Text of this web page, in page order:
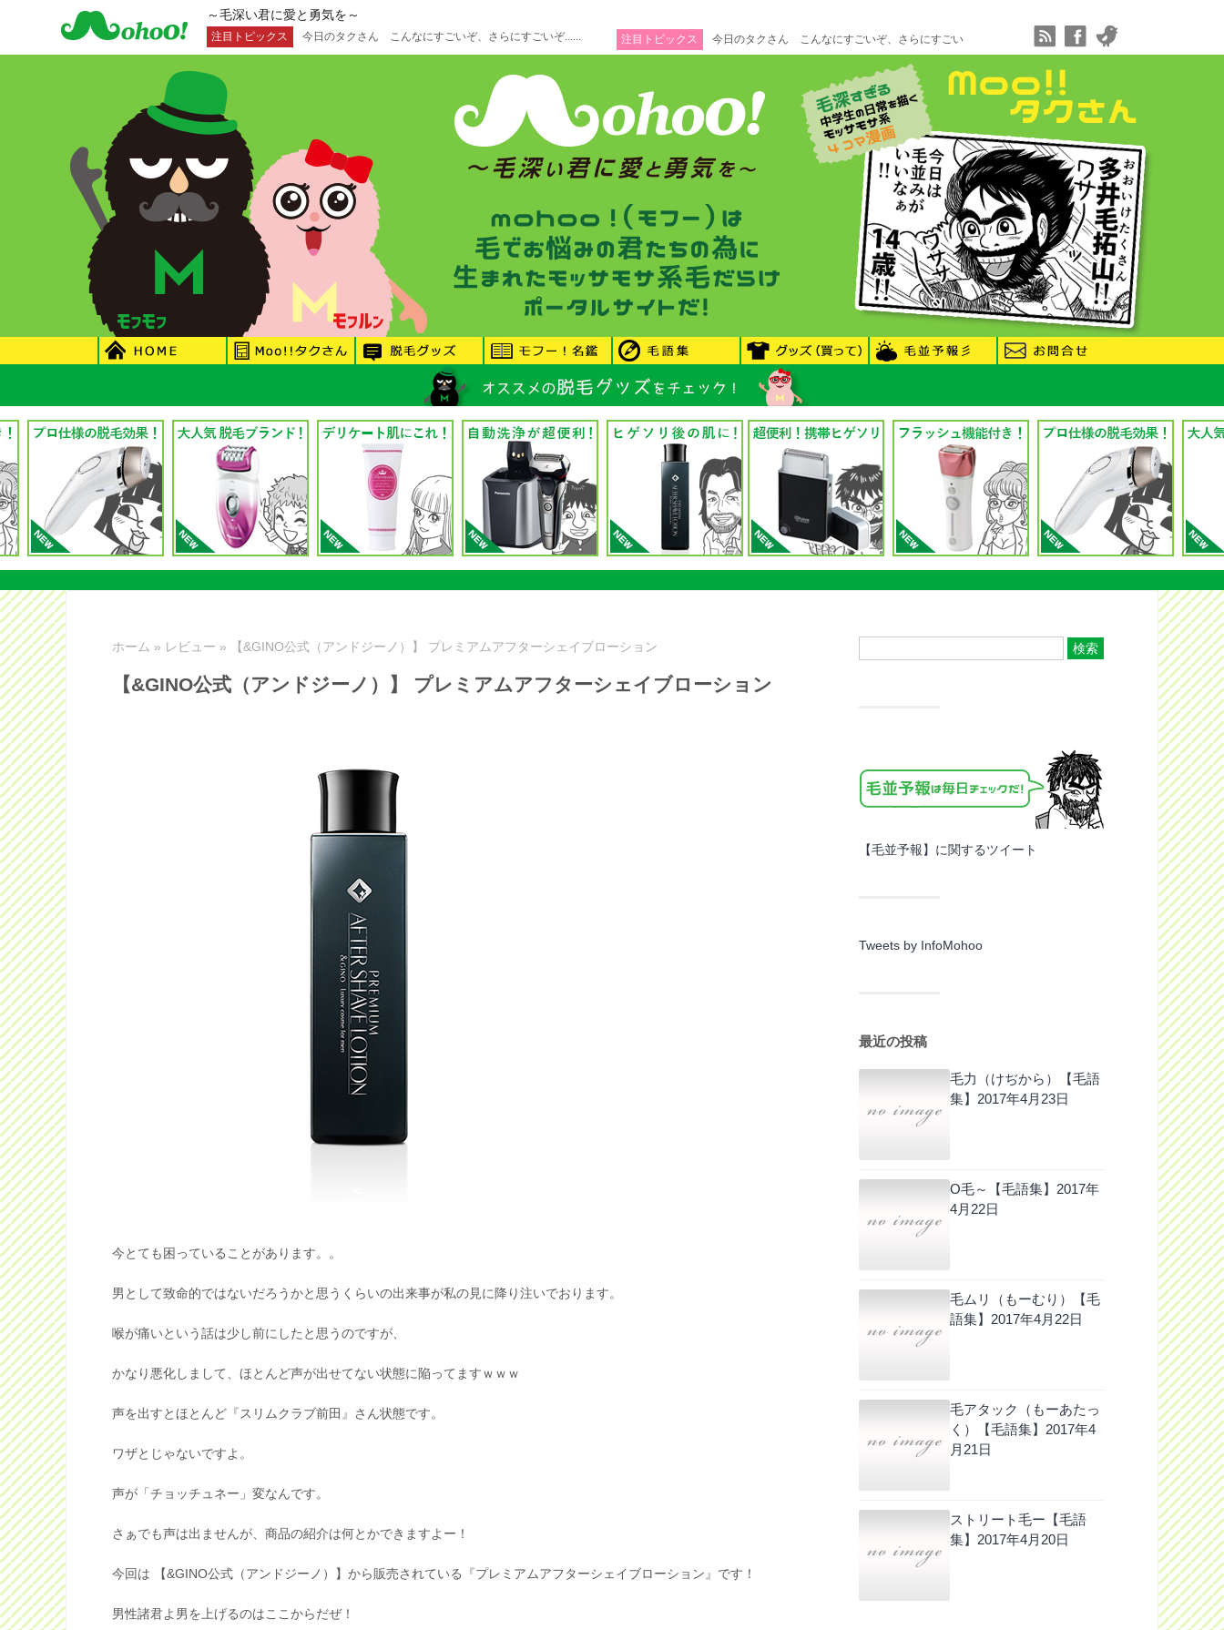
～毛深い君に愛と勇気を～
注目トピックス 今日のタクさん こんなにすごいぞ、さらにすごいぞ...... 注目トピックス
今日のタクさん こんなにすごいぞ、さらにすごい
ホーム » レビュー » 【&GINO公式（アンドジーノ）】 プレミアムアフターシェイブローション
【&GINO公式（アンドジーノ）】 プレミアムアフターシェイブローション
今とても困っていることがあります。。
男として致命的ではないだろうかと思うくらいの出来事が私の見に降り注いでおります。
喉が痛いという話は少し前にしたと思うのですが、
かなり悪化しまして、ほとんど声が出せてない状態に陥ってますｗｗｗ
声を出すとほとんど『スリムクラブ前田』さん状態です。
ワザとじゃないですよ。
声が「チョッチュネー」変なんです。
さぁでも声は出ませんが、商品の紹介は何とかできますよー！
今回は 【&GINO公式（アンドジーノ）】から販売されている『プレミアムアフターシェイブローション』です！
男性諸君よ男を上げるのはここからだぜ！
【毛並予報】に関するツイート
Tweets by InfoMohoo
最近の投稿
毛力（けぢから）【毛語
集】 2017年4月23日
O毛～【毛語集】 2017年
4月22日
毛ムリ（もーむり）【毛
語集】 2017年4月22日
毛アタック（もーあたっ
く）【毛語集】 2017年4
月21日
ストリート毛ー【毛語
集】 2017年4月20日